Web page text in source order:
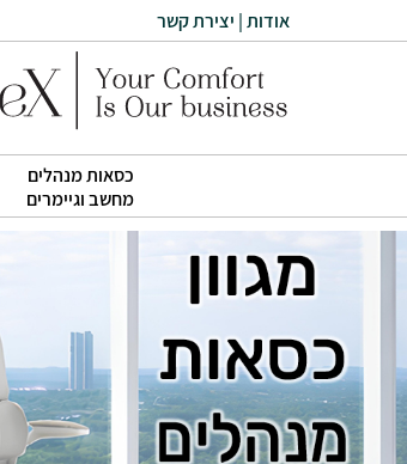
אודות| יצירת קשר
כסאות מנהלים
מחשב וגיימרים